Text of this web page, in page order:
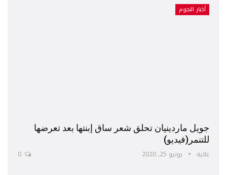
أخبار النجوم
جويل ماردينيان تحلق شعر ساق إبنتها بعد تعرضها
للتنمر(فيديو)
عالية يونيو 25, 2020